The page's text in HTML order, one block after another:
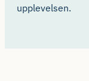
upplevelsen.